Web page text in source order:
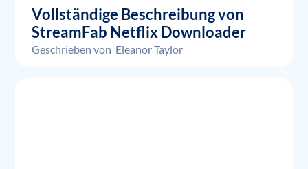
Vollständige Beschreibung von
StreamFab Netflix Downloader
Geschrieben von Eleanor Taylor